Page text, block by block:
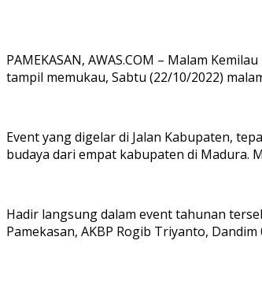
PAMEKASAN, AWAS.COM – Malam
tampil memukau, Sabtu (22/10/2022)
Event yang digelar di Jalan Kabupaten,
budaya dari empat kabupaten di Madura.
Hadir langsung dalam event tahunan
Pamekasan, AKBP Rogib Triyanto,